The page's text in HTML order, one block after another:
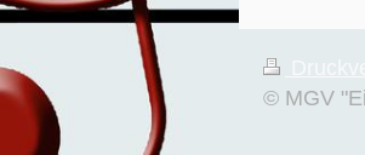
© MGV